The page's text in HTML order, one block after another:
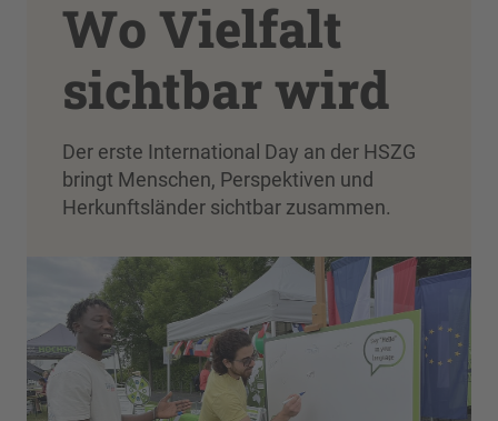
Wo Vielfalt
sichtbar wird
Der erste International Day an der HSZG
bringt Menschen, Perspektiven und
Herkunftsländer sichtbar zusammen.